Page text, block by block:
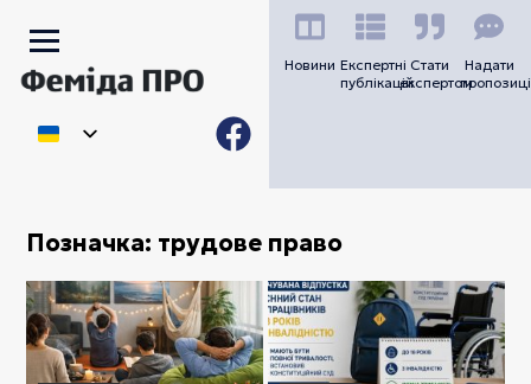
Новини Експертні
публікацій
Стати
експертом
Надати
Позначка: трудове право